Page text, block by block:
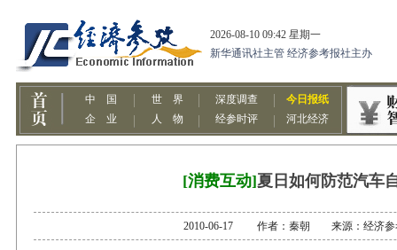
[消费互动]夏日如何防范汽车
2010-06-17 作者：秦朝 来源：经济参